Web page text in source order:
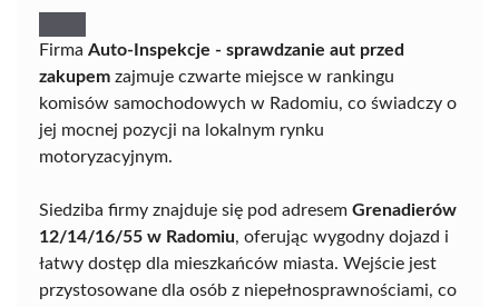
Firma Auto-Inspekcje - sprawdzanie aut przed
zakupem zajmuje czwarte miejsce w rankingu
komisów samochodowych w Radomiu, co świadczy o
jej mocnej pozycji na lokalnym rynku
motoryzacyjnym.
Siedziba firmy znajduje się pod adresem Grenadierów
12/14/16/55 w Radomiu, oferując wygodny dojazd i
łatwy dostęp dla mieszkańców miasta. Wejście jest
przystosowane dla osób z niepełnosprawnościami, co